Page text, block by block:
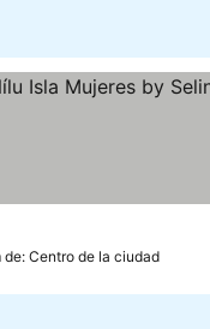
de: Centro de la ciudad